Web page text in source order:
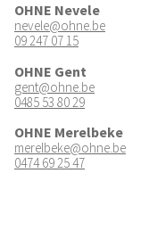
OHNE Nevele
nevele@ohne.be
09 247 07 15
OHNE Gent
gent@ohne.be
0485 53 80 29
OHNE Merelbeke
merelbeke@ohne.be
0474 69 25 47